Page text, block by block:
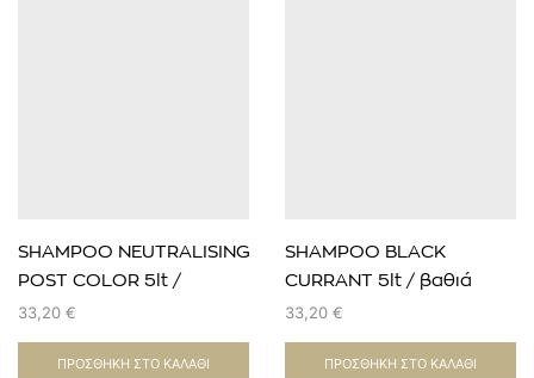
SHAMPOO NEUTRALISING
POST COLOR 5lt /
εξουδετερωτικό βαφής
33,20 €
ΠΡΟΣΘΉΚΗ ΣΤΟ ΚΑΛΆΘΙ
SHAMPOO BLACK
CURRANT 5lt / βαθιά
ενυδάτωση
33,20 €
ΠΡΟΣΘΉΚΗ ΣΤΟ ΚΑΛΆΘΙ